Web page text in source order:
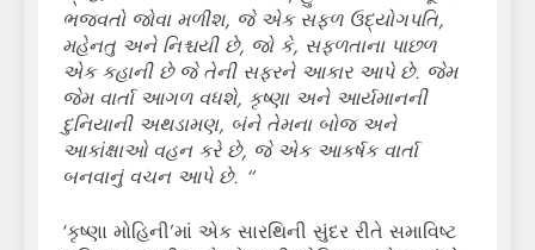
ભજવતો જોવા મળીશ, જે એક સફળ ઉદ્યોગપતિ,
મહેનતુ અને નિશ્ચયી છે, જો કે, સફળતાના પાછળ
એક કહાની છે જે તેની સફરને આકાર આપે છે. જેમ
જેમ વાર્તા આગળ વધશે, કૃષ્ણા અને આર્યમાનની
દુનિયાની અથડામણ, બંને તેમના બોજ અને
આકાંક્ષાઓ વહન કરે છે, જે એક આકર્ષક વાર્તા
બનવાનું વચન આપે છે. “
‘કૃષ્ણા મોહિની’માં એક સારથિની સુંદર રીતે સમાવિષ્ટ